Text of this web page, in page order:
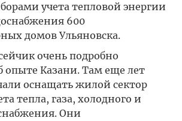
учета тепловой энергии
600
домов Ульяновска.
очень подробно
опыте Казани. Там еще лет
оснащать жилой сектор
тепла, газа, холодного и
Они